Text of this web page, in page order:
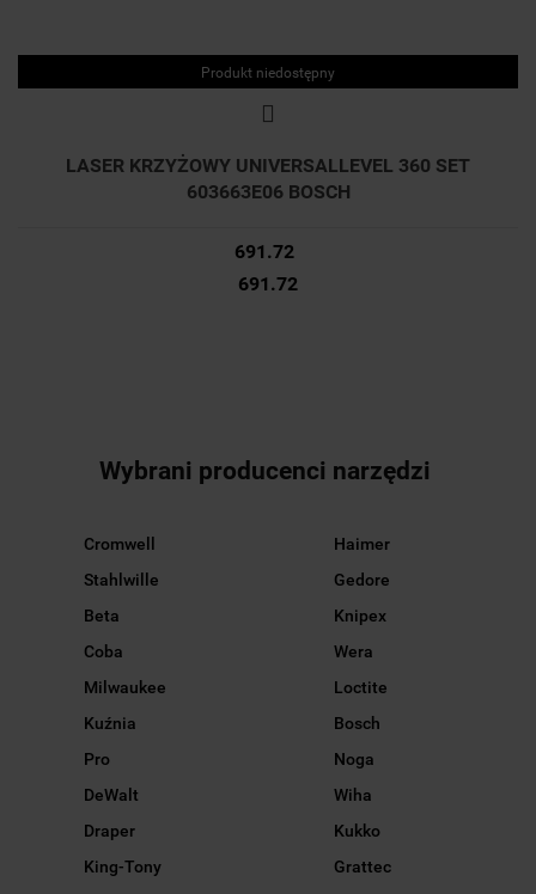
Produkt niedostępny
LASER KRZYŻOWY UNIVERSALLEVEL 360 SET
603663E06 BOSCH
691.72
691.72
Wybrani producenci narzędzi
Cromwell
Stahlwille
Beta
Coba
Milwaukee
Kuźnia
Pro
DeWalt
Draper
King-Tony
Haimer
Gedore
Knipex
Wera
Loctite
Bosch
Noga
Wiha
Kukko
Grattec